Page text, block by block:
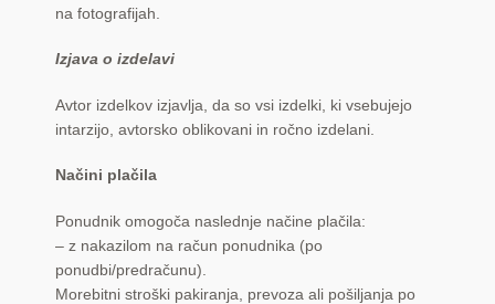
na fotografijah.
Izjava o izdelavi
Avtor izdelkov izjavlja, da so vsi izdelki, ki vsebujejo
intarzijo, avtorsko oblikovani in ročno izdelani.
Načini plačila
Ponudnik omogoča naslednje načine plačila:
– z nakazilom na račun ponudnika (po
ponudbi/predračunu).
Morebitni stroški pakiranja, prevoza ali pošiljanja po